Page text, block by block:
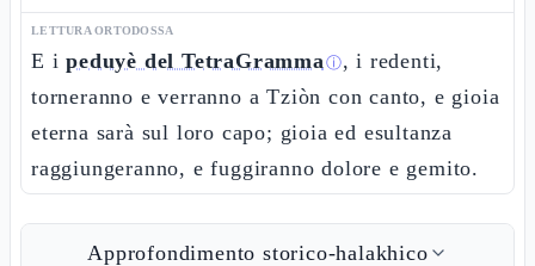
LETTURA ORTODOSSA
E ipeduyè del TetraGrammaⓘ, i redenti,
torneranno e verranno a Tziòn con canto, e gioia
eterna sarà sul loro capo; gioia ed esultanza
raggiungeranno, e fuggiranno dolore e gemito.
Approfondimento storico-halakhico